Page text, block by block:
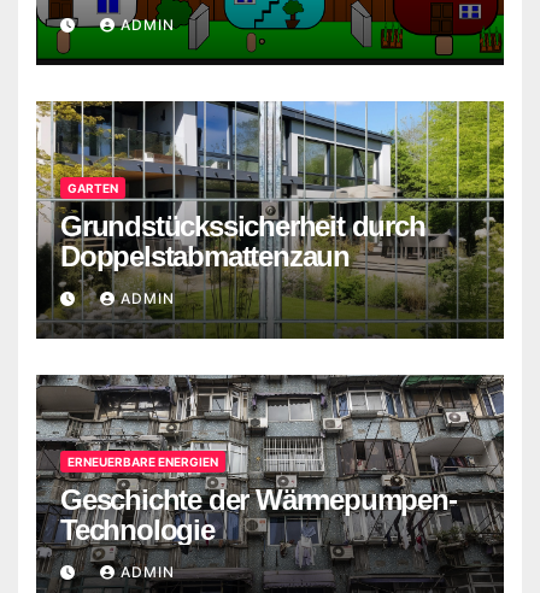
ADMIN
GARTEN
Grundstückssicherheit durch
Doppelstabmattenzaun
ADMIN
ERNEUERBARE ENERGIEN
Geschichte der Wärmepumpen-
Technologie
ADMIN